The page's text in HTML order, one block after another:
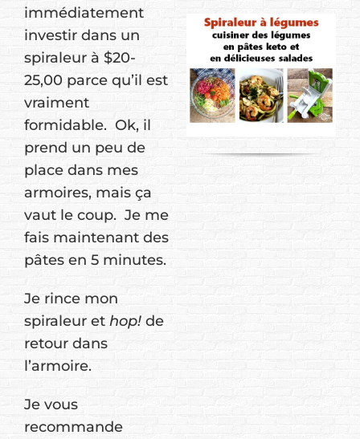
immédiatement
investir dans un
spiraleur à $20-
25,00 parce qu’il est
vraiment
formidable. Ok, il
prend un peu de
place dans mes
armoires, mais ça
vaut le coup. Je me
fais maintenant des
pâtes en 5 minutes.
Je rince mon
spiraleur et hop! de
retour dans
l’armoire.
Je vous
recommande